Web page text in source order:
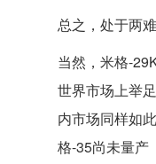
总之，处于两
当然，米格-
世界市场上举
内市场同样如
格-35尚未量产